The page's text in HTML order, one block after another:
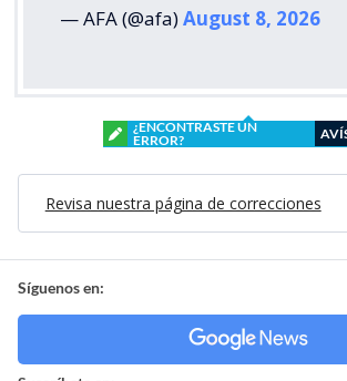
— AFA (@afa)August 8, 2026
¿ENCONTRASTE UN
ERROR?
Revisa nuestra página de correcciones
Síguenos en: